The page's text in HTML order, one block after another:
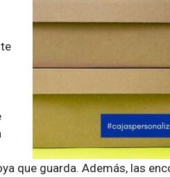
que guarda. Además, las